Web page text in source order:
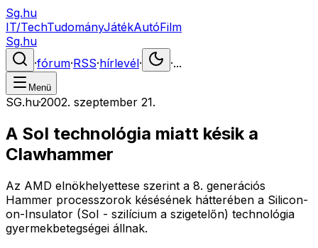
Sg.hu
IT/TechTudományJátékAutóFilm
Sg.hu
·fórum·RSS·hírlevél· ·...
Menü
SG.hu·2002. szeptember 21.
A SoI technológia miatt késik a
Clawhammer
Az AMD elnökhelyettese szerint a 8. generációs
Hammer processzorok késésének hátterében a Silicon-
on-Insulator (SoI - szilícium a szigetelőn) technológia
gyermekbetegségei állnak.